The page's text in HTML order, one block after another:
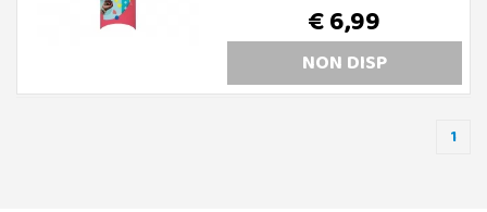
€ 6,99
NON DISP
1